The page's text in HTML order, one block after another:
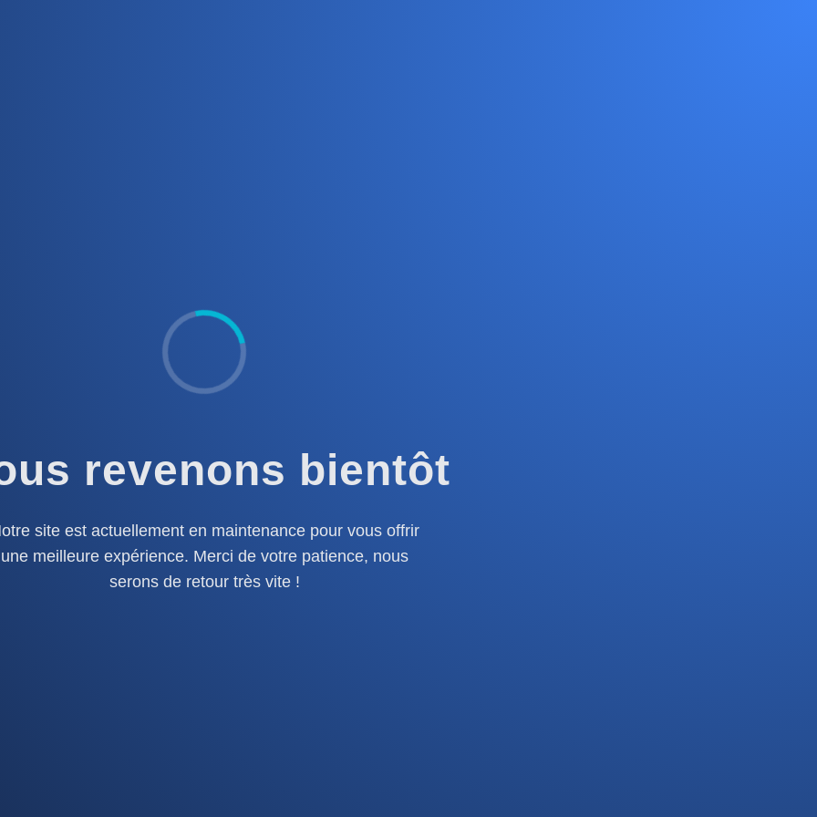
revenons bientôt
site est actuellement en maintenance pour vous offrir
une meilleure expérience. Merci de votre patience, nous
serons de retour très vite !